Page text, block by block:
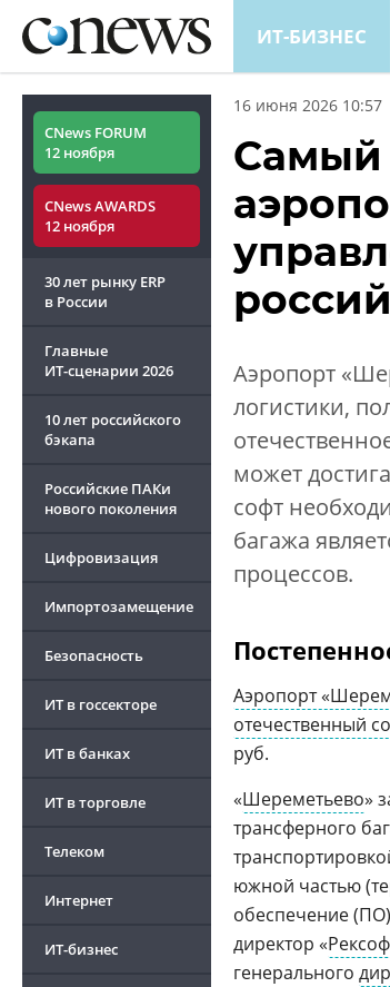
ИТ-БИЗНЕС
CNews FORUM
12 ноября
CNews AWARDS
12 ноября
30 лет рынку ERP
в России
Главные
ИТ-сценарии 2026
10 лет российского
бэкапа
Российские ПАКи
нового поколения
Цифровизация
Импортозамещение
Безопасность
ИТ в госсекторе
ИТ в банках
ИТ в торговле
Телеком
Интернет
ИТ-бизнес
16 июня 2026 10:57
Самый
Аэропорт
логистики,
может
софт
багажа
процессов.
Аэропорт
отечественный
руб.
«Шереметьево»
трансферного
южной частью
обеспечение
директор «
генерального